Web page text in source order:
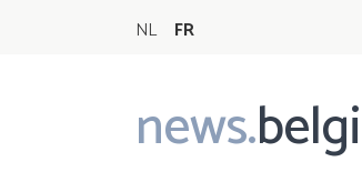
NL FR
news.
Main
navigation